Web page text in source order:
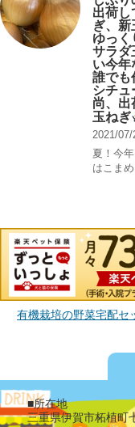
出荷し
ぎ、
ゆっく
サラダ
い今年
誰でも
シチュ
尚、出
玉ねぎ
2021/07/
夏！今
はこま
有機栽培の野菜宅配セ
■所在地
三重県伊賀市柘植町